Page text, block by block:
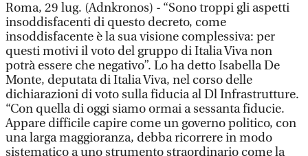
Roma, 29 lug. (Adnkronos) - “Sono troppi gli aspetti
insoddisfacenti di questo decreto, come
insoddisfacente è la sua visione complessiva: per
questi motivi il voto del gruppo di Italia Viva non
potrà essere che negativo”. Lo ha detto Isabella De
Monte, deputata di Italia Viva, nel corso delle
dichiarazioni di voto sulla fiducia al Dl Infrastrutture.
“Con quella di oggi siamo ormai a sessanta fiducie.
Appare difficile capire come un governo politico, con
una larga maggioranza, debba ricorrere in modo
sistematico a uno strumento straordinario come la